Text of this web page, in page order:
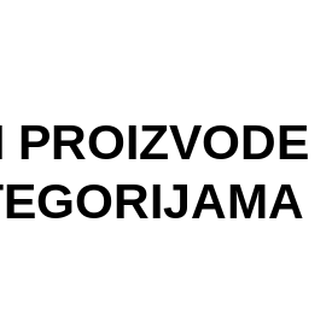
PROIZVODE